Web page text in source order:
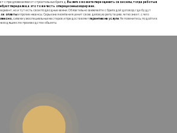
с предложениями от строительных бригад. Вы легко можете переоценить свои силы, тогда работы в
переделки, а это тоже часть операционных издержек.
но и тут есть свои подводные камни. Обязательно заключайте с бригадой договор, где будут
оплатыи прочие нюансы. Серьезная компания ценит свою деловую репутацию, четко знает, с чего
силами узкоспециальных мастеров и предоставляет гарантию на услуги. Не поленитесь подойти в
в производстве объекты.